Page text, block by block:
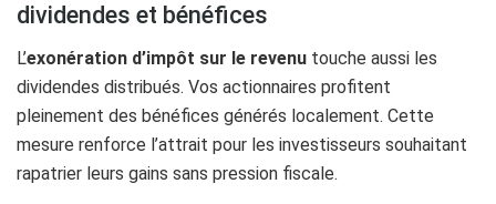
dividendes et bénéfices
L’exonération d’impôt sur le revenu touche aussi les
dividendes distribués. Vos actionnaires profitent
pleinement des bénéfices générés localement. Cette
mesure renforce l’attrait pour les investisseurs souhaitant
rapatrier leurs gains sans pression fiscale.